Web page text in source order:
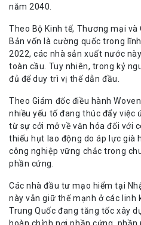
năm 2040.
Theo Bộ Kinh tế, Thương mại và
Bản vốn là cường quốc trong
2022, các nhà sản xuất nước
toàn cầu. Tuy nhiên, trong kỷ
đủ để duy trì vị thế dẫn đầu.
Theo Giám đốc điều hành
nhiều yếu tố đang thúc đẩy việc
từ sự cởi mở về văn hóa đối với
thiếu hụt lao động do áp lực già
công nghiệp vững chắc trong
phần cứng.
Các nhà đầu tư mạo hiểm tại
này vẫn giữ thế mạnh ở các linh
Trung Quốc đang tăng tốc xây